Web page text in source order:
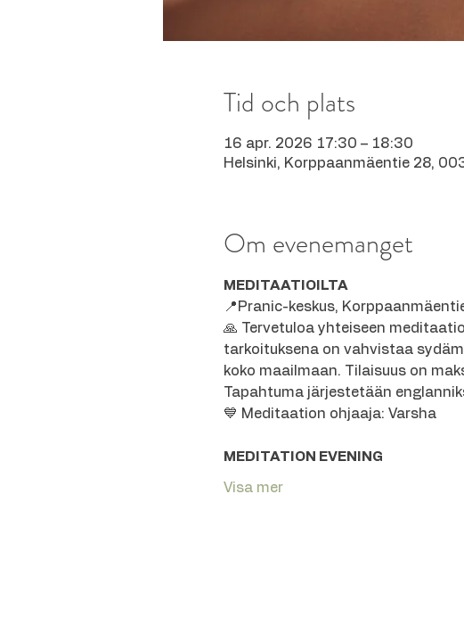
Tid och plats
16 apr. 2026 17:30 – 18:30
Helsinki, Korppaanmäentie 28,
Om evenemanget
MEDITAATIOILTA
📍Pranic-keskus,
🙏 Tervetuloa yhteiseen
tarkoituksena on vahvistaa
koko maailmaan. Tilaisuus on
Tapahtuma järjestetään
💙 Meditaation ohjaaja: Varsha
MEDITATION EVENING
Visa mer